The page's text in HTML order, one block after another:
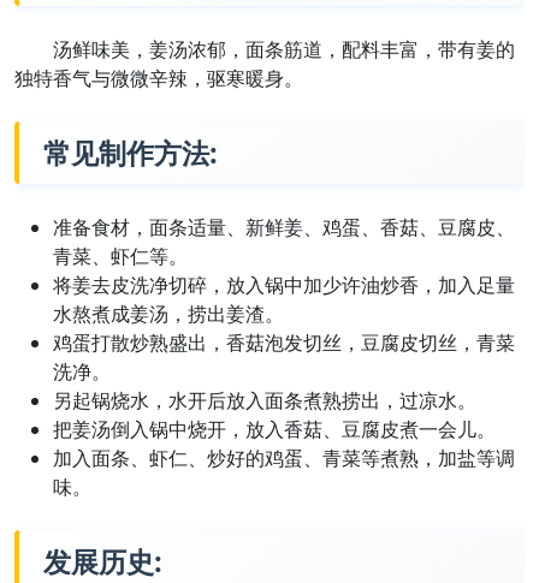
汤鲜味美，姜汤浓郁，面条筋道，配料丰富，带有姜的
独特香气与微微辛辣，驱寒暖身。
常见制作方法:
准备食材，面条适量、新鲜姜、鸡蛋、香菇、豆腐皮、
青菜、虾仁等。
将姜去皮洗净切碎，放入锅中加少许油炒香，加入足量
水熬煮成姜汤，捞出姜渣。
鸡蛋打散炒熟盛出，香菇泡发切丝，豆腐皮切丝，青菜
洗净。
另起锅烧水，水开后放入面条煮熟捞出，过凉水。
把姜汤倒入锅中烧开，放入香菇、豆腐皮煮一会儿。
加入面条、虾仁、炒好的鸡蛋、青菜等煮熟，加盐等调
味。
发展历史: